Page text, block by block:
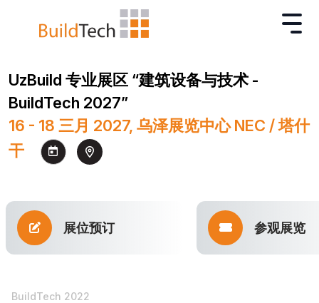
UzBuild 专业展区 “建筑设备与技术 -
BuildTech 2027”
16 - 18 三月 2027, 乌泽展览中心 NEC / 塔什
干
展位预订 参观展览
BuildTech 2022